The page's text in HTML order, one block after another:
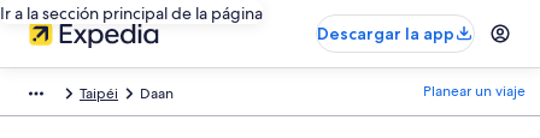
Ir a la sección principal de la página
Descargar la app
Taipéi Daan Planear un viaje